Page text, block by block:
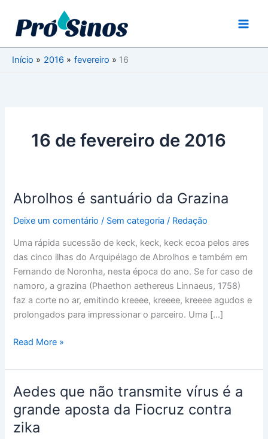
conteúdo
Início
2016 fevereiro 16
16 de fevereiro de 2016
Abrolhos é santuário da Grazina
Deixe um comentário / Sem categoria / Redação
Uma rápida sucessão de keck, keck, keck ecoa pelos ares
das cinco ilhas do Arquipélago de Abrolhos e também em
Fernando de Noronha, nesta época do ano. Se for caso de
namoro, a grazina (Phaethon aethereus Linnaeus, 1758)
faz a corte no ar, emitindo kreeee, kreeee, kreeee agudos e
prolongados para impressionar o parceiro. Uma […]
Abrolhos
santuário
da
Grazina
Read More »
Aedes que não transmite vírus é a
grande aposta da Fiocruz contra
zika
Aedes
que
não
transmite